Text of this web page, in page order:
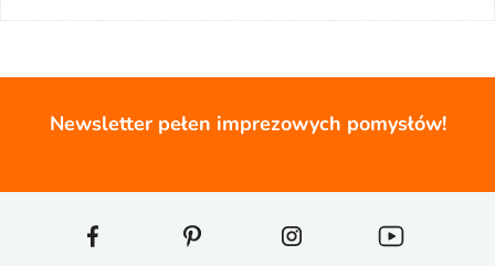
Newsletter pełen imprezowych pomysłów!